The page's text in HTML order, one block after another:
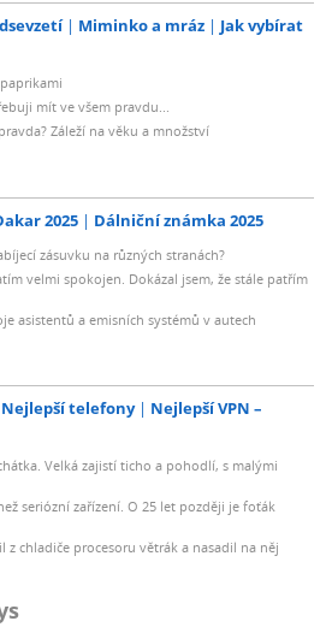
Miminko a mráz
Jak vybírat
mít ve všem pravdu...
Záleží na věku a množství
2025 Dálniční známka 2025
zásuvku na různých stranách?
velmi spokojen. Dokázal jsem, že stále patřím
asistentů a emisních systémů v autech
Nejlepší telefony
Nejlepší VPN –
Velká zajistí ticho a pohodlí, s malými
seriózní zařízení. O 25 let později je foťák
z chladiče procesoru větrák a nasadil na něj